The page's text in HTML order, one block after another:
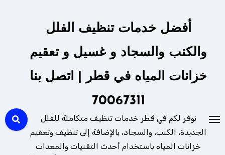
أفضل خدمات تنظيف الفلل
والكنب والسجاد و غسيل و تعقيم
خزانات المياه في قطر | اتصل بنا
70067311
نوفر لكم في قطر خدمات تنظيف متكاملة للفلل
الجديدة، الكنب، والسجاد، بالإضافة إلى تنظيف وتعقيم
خزانات المياه باستخدام أحدث التقنيات والمعدات